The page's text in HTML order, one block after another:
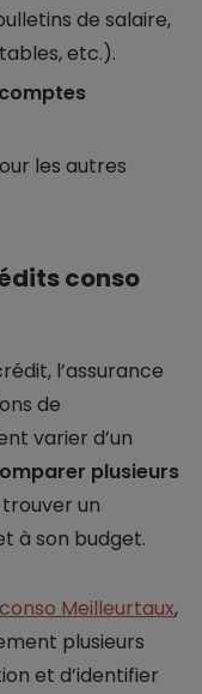
de salaire,
etc.).
les autres
conso
l’assurance
de
varier d’un
plusieurs
un
à son budget.
Meilleurtaux,
plusieurs
et d’identifier